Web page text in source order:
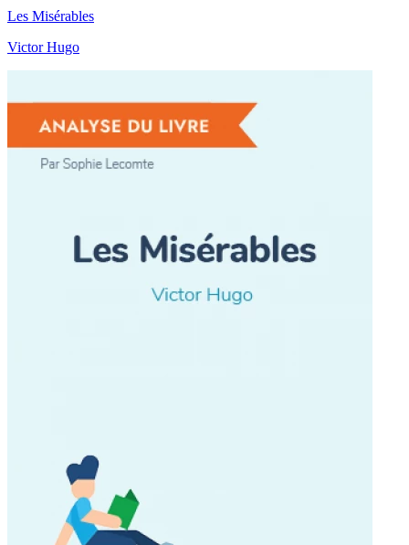
Les Misérables
Victor Hugo